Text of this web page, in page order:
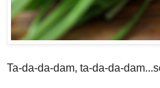
Ta-da-da-dam, ta-da-da-